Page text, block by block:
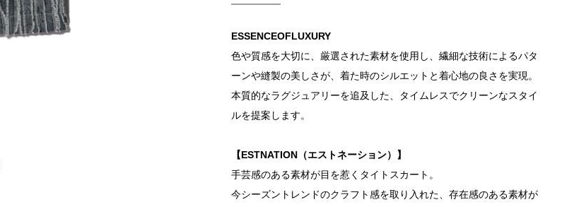
ESSENCEOFLUXURY
色や質感を大切に、厳選された素材を使用し、繊細な技術によるパタ
ーンや縫製の美しさが、着た時のシルエットと着心地の良さを実現。
本質的なラグジュアリーを追及した、タイムレスでクリーンなスタイ
ルを提案します。
【ESTNATION（エストネーション）】
手芸感のある素材が目を惹くタイトスカート。
今シーズントレンドのクラフト感を取り入れた、存在感のある素材が